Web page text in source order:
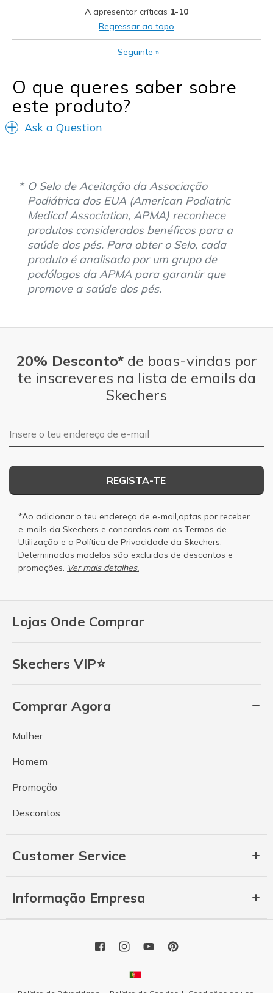
Feels true to size
View On Shoes
I'm Into Shoes
A apresentar críticas 1-10
Regressar ao topo
Seguinte »
O que queres saber sobre
este produto?
Ask a Question
O Selo de Aceitação da Associação
Podiátrica dos EUA (American Podiatric
Medical Association, APMA) reconhece
produtos considerados benéficos para a
saúde dos pés. Para obter o Selo, cada
produto é analisado por um grupo de
podólogos da APMA para garantir que
promove a saúde dos pés.
Lojas Onde Comprar
Skechers VIP⭐
Comprar Agora
Mulher
Homem
Promoção
Descontos
Customer Service
Informação Empresa
20% Desconto*de boas-vindas por
te inscreveres na lista de emails da
Skechers
Endereço de e-mail
REGISTA-TE
*Ao adicionar o teu endereço de e-mail,optas por receber
e-mails da Skechers e concordas com os Termos de
Utilização e a Política de Privacidade da Skechers.
Determinados modelos são excluidos de descontos e
promoções. Ver mais detalhes.